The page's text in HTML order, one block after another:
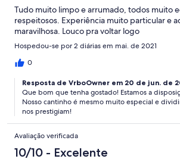
Tudo muito limpo e arrumado, todos muito
respeitosos. Experiência muito particular e
maravilhosa. Louco pra voltar logo
Hospedou-se por 2 diárias em mai. de 2021
0
Resposta de VrboOwner em 20 de jun. de
Que bom que tenha gostado! Estamos a
Nosso cantinho é mesmo muito especial e
nos prestigiam!
Avaliação verificada
10/10 - Excelente